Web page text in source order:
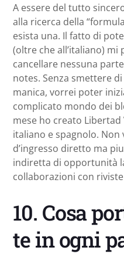
A essere del tutto
alla ricerca della
esista una. Il fatto di
(oltre che all’italiano)
cancellare nessuna
notes. Senza smettere
manica, vorrei poter
complicato mondo dei
mese ho creato
italiano e spagnolo.
d’ingresso diretto ma
indiretta di opportunità
collaborazioni con
10. Cosa
te in ogni